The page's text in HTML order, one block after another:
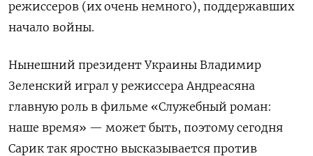
режиссеров (их очень немного), поддержавших
начало войны.
Нынешний президент Украины Владимир
Зеленский играл у режиссера Андреасяна
главную роль в фильме «Служебный роман:
наше время» — может быть, поэтому сегодня
Сарик так яростно высказывается против